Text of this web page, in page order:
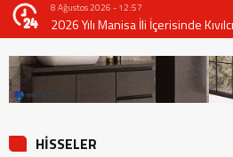
8 Ağustos 2026 - 12:57
2026 Yılı Manisa İli İçerisinde
Ekipmanların Kullanımında
Valilik Genel Emri
HİSSELER